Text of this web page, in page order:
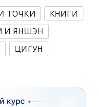
ТОЧКИ
КНИГИ
И ЯНШЭН
ЦИГУН